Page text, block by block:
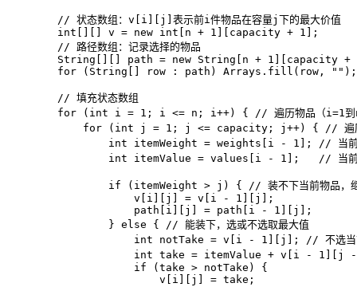
// 状态数组：v[i][j]表示前i件物品在容量j下的最大价值
int [][] v = new int [n + 1 ][capacity + 1 ];
// 路径数组：记录选择的物品
        String[][] path =
new String [n + 1 ][capacity +
for (String[] row : path) Arrays.fill(row, "" );
// 填充状态数组
for ( int i = 1 ; i <= n; i++) { // 遍历物品（i=1到
for ( int j = 1 ; j <= capacity; j++) { // 遍
int
itemWeight = weights[i - 1 ]; // 当前
int
itemValue = values[i - 1 ]; // 当前
if (itemWeight > j) { // 装不下当前物品，
                    v[i][j] = v[i -
1 ][j];
                    path[i][j] = path[i -
1 ][j];
                }
else { // 能装下，选或不选取最大值
int
notTake = v[i - 1 ][j]; // 不选当
int take = itemValue + v[i - 1 ][j -
if (take > notTake) {
                        v[i][j] = take;